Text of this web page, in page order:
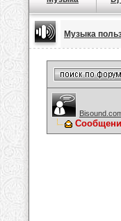
Музыка